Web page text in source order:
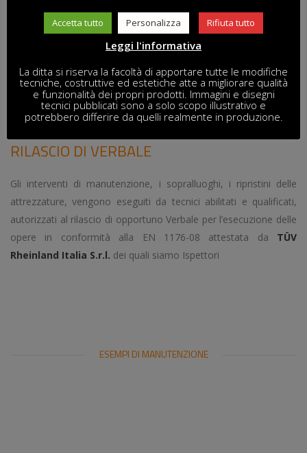
– Marcatura
– Controllo elementi di fissaggio
– Pulizia aerea
– Intrappolamenti
– Sostituzione parti di fissaggio.
RILASCIO DI VERBALE
Gli interventi di manutenzione, i sopralluoghi, i ripristini delle
attrezzature, vengono eseguiti da tecnici abilitati e qualificati,
autorizzati al rilascio di opportuno Verbale per l’esecuzione delle
opere in conformità alla EN 1176-08 attestata da TÜV
Rheinland Italia S.r.l. dei quali siamo Ispettori
ESEMPI DI MANUTENZIONE
Accetta tutto Personalizza Rifiuta tutto
Leggi l'informativa
La ditta si riserva la facoltà di apportare tutte le modifiche
tecniche, costruttive ed estetiche atte a migliorare qualità
e funzionalità dei propri prodotti. Immagini e disegni
tecnici pubblicati sono a solo scopo illustrativo e
potrebbero differire da quelli realmente in produzione.